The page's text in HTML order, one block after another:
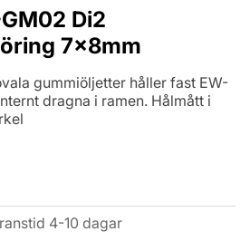
Di2
7x8mm
gummiöljetter håller fast EW-
dragna i ramen. Hålmått i
4-10 dagar